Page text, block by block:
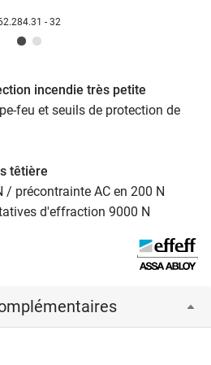
- 32
incendie très petite
feu et seuils de protection de
têtière
/ précontrainte AC en 200 N
d'effraction 9000 N